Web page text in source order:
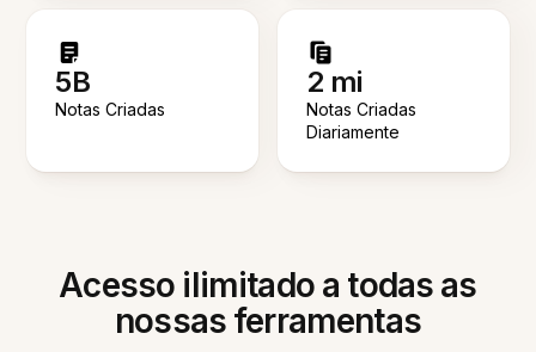
5B
Notas Criadas
2 mi
Notas Criadas
Diariamente
Acesso ilimitado a todas as
nossas ferramentas